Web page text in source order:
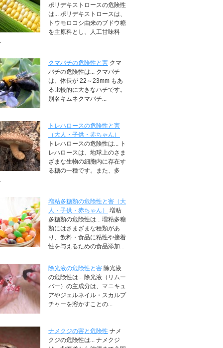
ポリデキストロースの危険性
は... ポリデキストロースは、
トウモロコシ由来のブドウ糖
を主原料とし、人工甘味料
クマバチの危険性と害 クマ
バチの危険性は... クマバチ
は、体長が 22～23mm もあ
る比較的に大きなハチです。
別名キムネクマバチ...
トレハロースの危険性と害
（大人・子供・赤ちゃん）
トレハロースの危険性は... ト
レハロースは、地球上のさま
ざまな生物の細胞内に存在す
る糖の一種です。また、多
増粘多糖類の危険性と害（大
人・子供・赤ちゃん）
増粘
多糖類の危険性は... 増粘多糖
類にはさまざまな種類があ
り、飲料・食品に粘性や接着
性を与えるための食品添加...
除光液の危険性と害 除光液
の危険性は... 除光液（リムー
バー）の主成分は、マニキュ
アやジェルネイル・スカルプ
チャーを溶かすことの...
ナメクジの害と危険性 ナメ
クジの危険性は... ナメクジ